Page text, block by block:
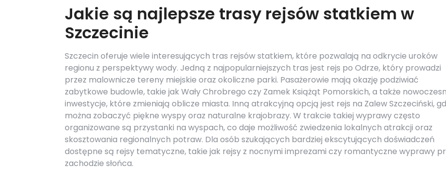
Jakie są najlepsze trasy rejsów statkiem w
Szczecinie
Szczecin oferuje wiele interesujących tras rejsów statkiem, które pozwalają na odkrycie uroków
regionu z perspektywy wody. Jedną z najpopularniejszych tras jest rejs po Odrze, który prowadzi
przez malownicze tereny miejskie oraz okoliczne parki. Pasażerowie mają okazję podziwiać
zabytkowe budowle, takie jak Wały Chrobrego czy Zamek Książąt Pomorskich, a także
inwestycje, które zmieniają oblicze miasta. Inną atrakcyjną opcją jest rejs na Zalew Szczeciński,
można zobaczyć piękne wyspy oraz naturalne krajobrazy. W trakcie takiej wyprawy często
organizowane są przystanki na wyspach, co daje możliwość zwiedzenia lokalnych atrakcji oraz
skosztowania regionalnych potraw. Dla osób szukających bardziej ekscytujących doświadczeń
dostępne są rejsy tematyczne, takie jak rejsy z nocnymi imprezami czy romantyczne wyprawy
zachodzie słońca.